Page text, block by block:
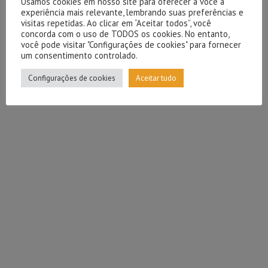
experiência mais relevante, lembrando suas preferências e
visitas repetidas. Ao clicar em “Aceitar todos”, você
concorda com o uso de TODOS os cookies. No entanto,
você pode visitar "Configurações de cookies" para fornecer
um consentimento controlado.
Configurações de cookies Aceitar tudo